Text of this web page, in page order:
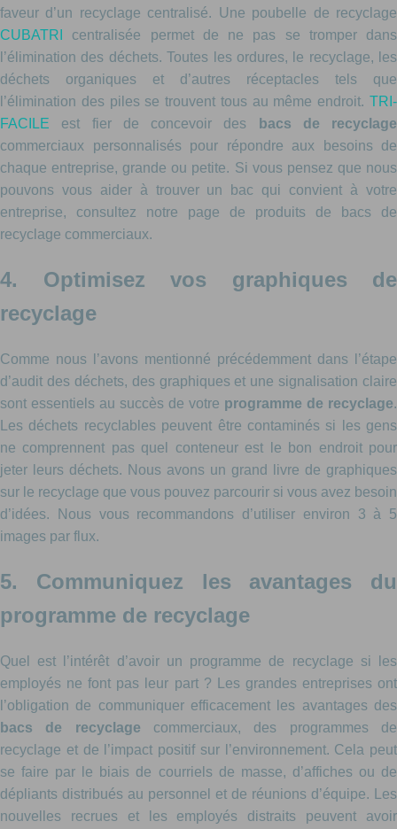
faveur d’un recyclage centralisé. Une poubelle de recyclage
CUBATRI
centralisée permet de ne pas se tromper dans
l’élimination des déchets. Toutes les ordures, le recyclage, les
déchets organiques et d’autres réceptacles tels que
l’élimination des piles se trouvent tous au même endroit. TRI-
FACILE est fier de concevoir des
bacs de recyclage
commerciaux personnalisés pour répondre aux besoins de
chaque entreprise, grande ou petite. Si vous pensez que nous
pouvons vous aider à trouver un bac qui convient à votre
entreprise, consultez notre page de produits de bacs de
recyclage commerciaux.
4. Optimisez vos graphiques de
recyclage
Comme nous l’avons mentionné précédemment dans l’étape
d’audit des déchets, des graphiques et une signalisation claire
sont essentiels au succès de votre programme de recyclage.
Les déchets recyclables peuvent être contaminés si les gens
ne comprennent pas quel conteneur est le bon endroit pour
jeter leurs déchets. Nous avons un grand livre de graphiques
sur le recyclage que vous pouvez parcourir si vous avez besoin
d’idées. Nous vous recommandons d’utiliser environ 3 à 5
images par flux.
5. Communiquez les avantages du
programme de recyclage
Quel est l’intérêt d’avoir un programme de recyclage si les
employés ne font pas leur part ? Les grandes entreprises ont
l’obligation de communiquer efficacement les avantages des
bacs de recyclage commerciaux, des programmes de
recyclage et de l’impact positif sur l’environnement. Cela peut
se faire par le biais de courriels de masse, d’affiches ou de
dépliants distribués au personnel et de réunions d’équipe. Les
nouvelles recrues et les employés distraits peuvent avoir